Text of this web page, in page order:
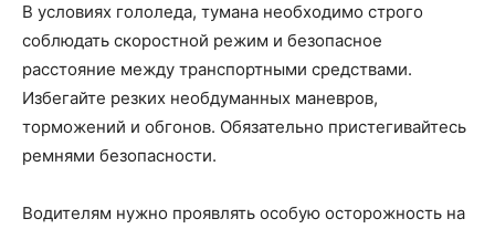
В условиях гололеда, тумана необходимо строго
соблюдать скоростной режим и безопасное
расстояние между транспортными средствами.
Избегайте резких необдуманных маневров,
торможений и обгонов. Обязательно пристегивайтесь
ремнями безопасности.
Водителям нужно проявлять особую осторожность на